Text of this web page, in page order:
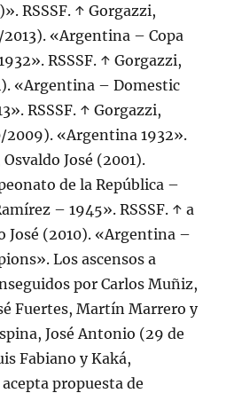
RSSSF. ↑ Gorgazzi,
2013). «Argentina – Copa
RSSSF. ↑ Gorgazzi,
«Argentina – Domestic
RSSSF. ↑ Gorgazzi,
2009). «Argentina 1932».
José (2001).
de la República –
– 1945». RSSSF. ↑ a
José (2010). «Argentina –
Los ascensos a
por Carlos Muñiz,
Fuertes, Martín Marrero y
José Antonio (29 de
Fabiano y Kaká,
propuesta de